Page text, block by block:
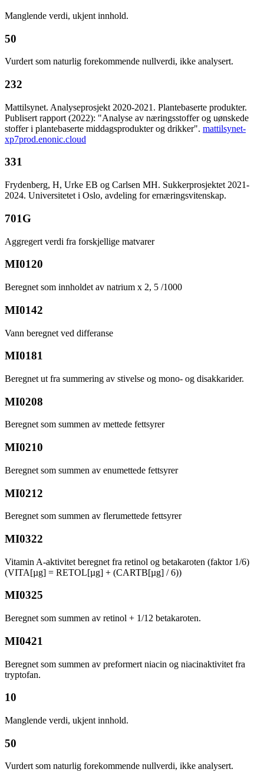
Manglende verdi, ukjent innhold.
50
Vurdert som naturlig forekommende nullverdi, ikke analysert.
232
Mattilsynet. Analyseprosjekt 2020-2021. Plantebaserte produkter.
Publisert rapport (2022): "Analyse av næringsstoffer og uønskede
stoffer i plantebaserte middagsprodukter og drikker". mattilsynet-
xp7prod.enonic.cloud
331
Frydenberg, H, Urke EB og Carlsen MH. Sukkerprosjektet 2021-
2024. Universitetet i Oslo, avdeling for ernæringsvitenskap.
701G
Aggregert verdi fra forskjellige matvarer
MI0120
Beregnet som innholdet av natrium x 2, 5 /1000
MI0142
Vann beregnet ved differanse
MI0181
Beregnet ut fra summering av stivelse og mono- og disakkarider.
MI0208
Beregnet som summen av mettede fettsyrer
MI0210
Beregnet som summen av enumettede fettsyrer
MI0212
Beregnet som summen av flerumettede fettsyrer
MI0322
Vitamin A-aktivitet beregnet fra retinol og betakaroten (faktor 1/6)
(VITA[µg] = RETOL[µg] + (CARTB[µg] / 6))
MI0325
Beregnet som summen av retinol + 1/12 betakaroten.
MI0421
Beregnet som summen av preformert niacin og niacinaktivitet fra
tryptofan.
10
Manglende verdi, ukjent innhold.
50
Vurdert som naturlig forekommende nullverdi, ikke analysert.